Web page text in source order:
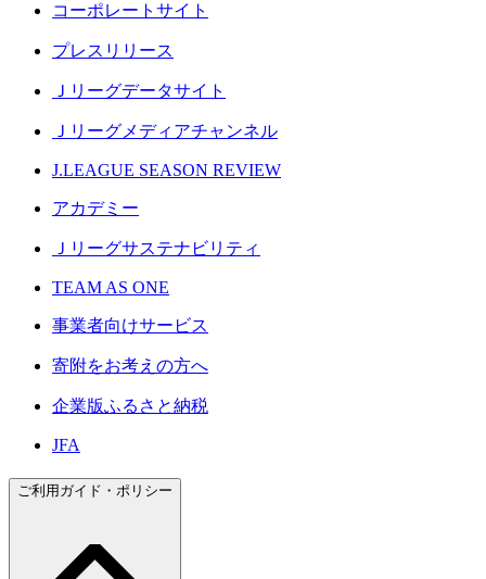
コーポレートサイト
プレスリリース
Ｊリーグデータサイト
Ｊリーグメディアチャンネル
J.LEAGUE SEASON REVIEW
アカデミー
Ｊリーグサステナビリティ
TEAM AS ONE
事業者向けサービス
寄附をお考えの方へ
企業版ふるさと納税
JFA
ご利用ガイド・ポリシー